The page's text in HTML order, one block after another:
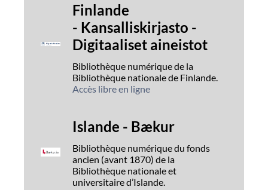
Finlande
- Kansalliskirjasto -
Digitaaliset aineistot
Bibliothèque numérique de la
Bibliothèque nationale de Finlande.
Accès libre en ligne
Islande - Bækur
Bibliothèque numérique du fonds
ancien (avant 1870) de la
Bibliothèque nationale et
universitaire d’Islande.